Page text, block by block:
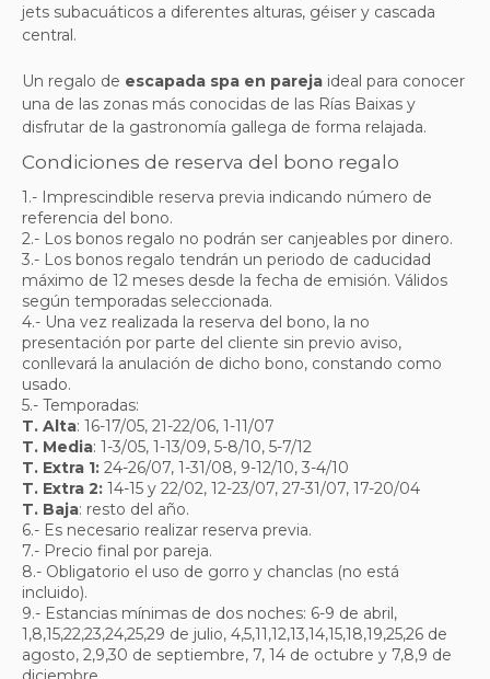
jets subacuáticos a diferentes alturas, géiser y cascada
central.
Un regalo de escapada spa en pareja ideal para conocer
una de las zonas más conocidas de las Rías Baixas y
disfrutar de la gastronomía gallega de forma relajada.
Condiciones de reserva del bono regalo
1.- Imprescindible reserva previa indicando número de
referencia del bono.
2.- Los bonos regalo no podrán ser canjeables por dinero.
3.- Los bonos regalo tendrán un periodo de caducidad
máximo de 12 meses desde la fecha de emisión. Válidos
según temporadas seleccionada.
4.- Una vez realizada la reserva del bono, la no
presentación por parte del cliente sin previo aviso,
conllevará la anulación de dicho bono, constando como
usado.
5.- Temporadas:
T. Alta: 16-17/05, 21-22/06, 1-11/07
T. Media: 1-3/05, 1-13/09, 5-8/10, 5-7/12
T. Extra 1: 24-26/07, 1-31/08, 9-12/10, 3-4/10
T. Extra 2: 14-15 y 22/02, 12-23/07, 27-31/07, 17-20/04
T. Baja: resto del año.
6.- Es necesario realizar reserva previa.
7.- Precio final por pareja.
8.- Obligatorio el uso de gorro y chanclas (no está
incluido).
9.- Estancias mínimas de dos noches: 6-9 de abril,
1,8,15,22,23,24,25,29 de julio, 4,5,11,12,13,14,15,18,19,25,26 de
agosto, 2,9,30 de septiembre, 7, 14 de octubre y 7,8,9 de